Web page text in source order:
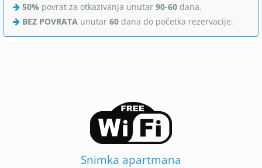
50% povrat za otkazivanja unutar 90-60 dana.
BEZ POVRATA unutar 60 dana do početka rezervacije.
Snimka apartmana